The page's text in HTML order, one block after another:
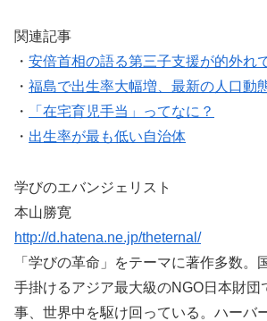
関連記事
・ 安倍首相の語る第三子支援が的外れ
・ 福島で出生率大幅増、最新の人口動
・
「在宅育児手当」ってなに？
・ 出生率が最も低い自治体
学びのエバンジェリスト
本山勝寛
http://d.hatena.ne.jp/theternal/
「学びの革命」をテーマに著作多数。
手掛けるアジア最大級のNGO日本財団
事、世界中を駆け回っている。ハーバ